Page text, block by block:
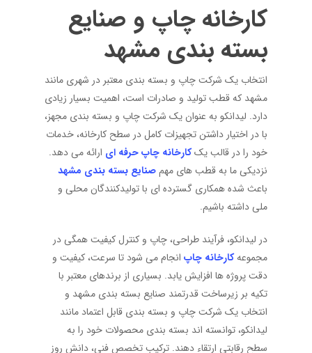
کارخانه چاپ و صنایع
بسته بندی مشهد
انتخاب یک شرکت چاپ و بسته بندی معتبر در شهری مانند
مشهد که قطب تولید و صادرات است، اهمیت بسیار زیادی
دارد. لیدانکو به عنوان یک شرکت چاپ و بسته بندی مجهز،
با در اختیار داشتن تجهیزات کامل در سطح کارخانه، خدمات
خود را در قالب یککارخانه چاپ حرفه ای ارائه می دهد.
نزدیکی ما به قطب های مهمصنایع بسته بندی مشهد
باعث شده همکاری گسترده ای با تولیدکنندگان محلی و
ملی داشته باشیم.
در لیدانکو، فرآیند طراحی، چاپ و کنترل کیفیت همگی در
مجموعهکارخانه چاپ انجام می شود تا سرعت، کیفیت و
دقت پروژه ها افزایش یابد. بسیاری از برندهای معتبر با
تکیه بر زیرساخت قدرتمند صنایع بسته بندی مشهد و
انتخاب یک شرکت چاپ و بسته بندی قابل اعتماد مانند
لیدانکو، توانسته اند بسته بندی محصولات خود را به
سطح رقابتی ارتقاء دهند. ترکیب تخصص فنی، دانش روز